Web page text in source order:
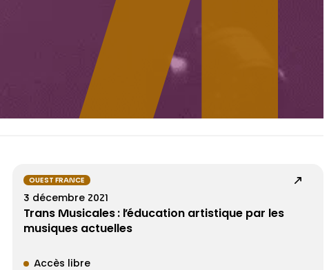
OUEST FRANCE
3 décembre 2021
Trans Musicales : l’éducation artistique par les
musiques actuelles
Accès libre